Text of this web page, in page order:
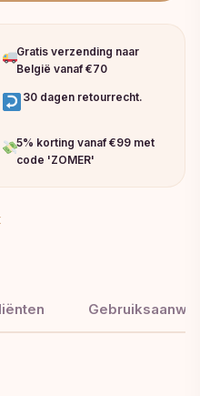
Gratis verzending naar
België vanaf €70
30 dagen retourrecht.
5% korting vanaf €99 met
code 'ZOMER'